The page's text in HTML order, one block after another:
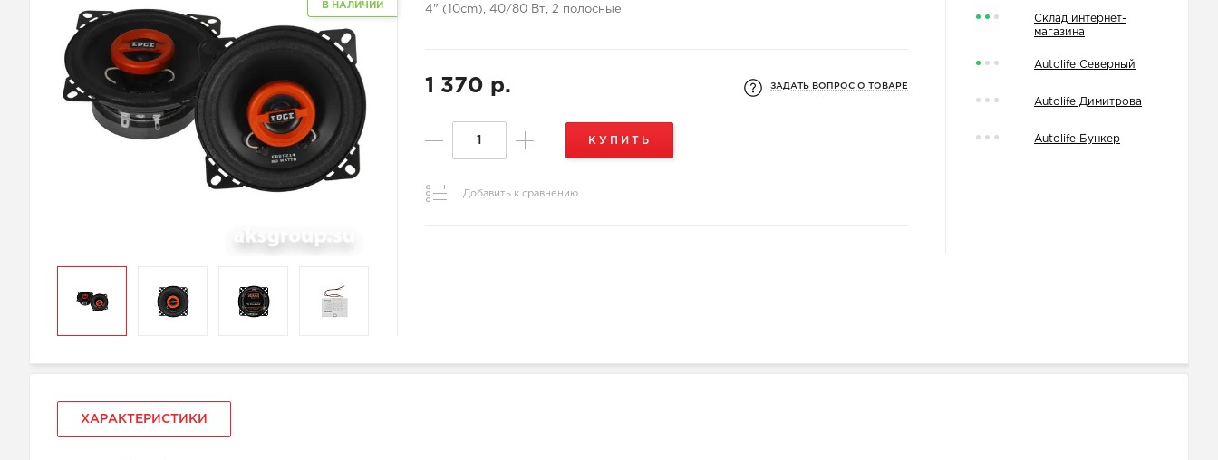
В НАЛИЧИИ 4" (10cm), 40/80 Вт, 2 полосные
1 370 р. ЗАДАТЬ ВОПРОС О ТОВАРЕ
КУПИТЬ
Добавить к сравнению
Склад интернет-
магазина
Autolife Северный
Autolife Димитрова
Autolife Бункер
ХАРАКТЕРИСТИКИ